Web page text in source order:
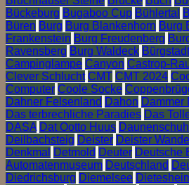
Bückeburg Bugaboo Cup Bühlertal
Büren Burg Burg Blankenhorn Burg
Frankenstein Burg Freudenberg
Ravensberg Burg Waldeck Bürgstadt
Campinglampe Canyon Castrop-
Clever Schlucht CMT CMT 2024
Computer Coole Socke
Dahner Felsenland Dahon Dammer
Das terbrechliche Paradies Das
DASA Dat Ootto Huus
Deilbachsteig Deister Deister
Denkmal
Detmold Deuter Deutsche
Automatenmuseum Deutschland
Diedrichsburg Diemelsee